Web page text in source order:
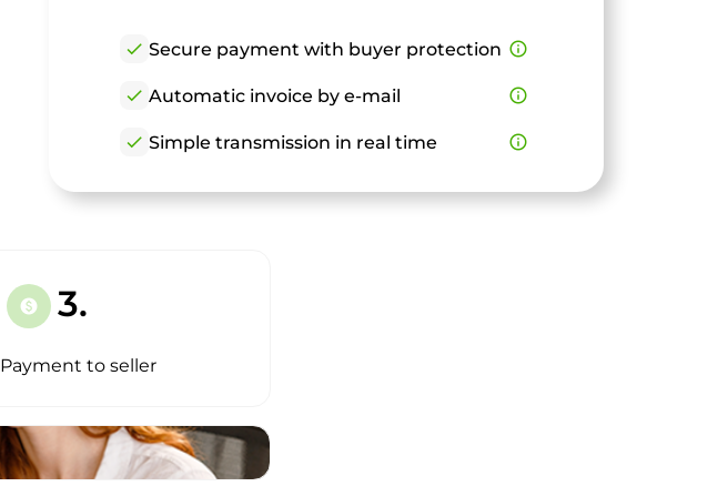
check Secure payment with buyer protection info_outline
check Automatic invoice by e-mail info_outline
check Simple transmission in real time info_outline
paid 3.
Payment to seller